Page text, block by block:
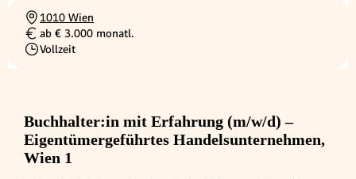
Ortschaft
1010 Wien
Gehalt
ab € 3.000 monatl.
Beschäftigungsart
Vollzeit
Buchhalter:in mit Erfahrung (m/w/d) –
Eigentümergeführtes Handelsunternehmen,
Wien 1